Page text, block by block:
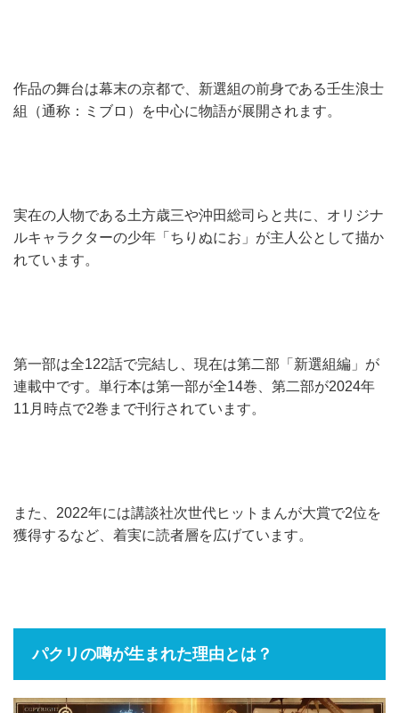
作品の舞台は幕末の京都で、新選組の前身である壬生浪士
組（通称：ミブロ）を中心に物語が展開されます。
実在の人物である土方歳三や沖田総司らと共に、オリジナ
ルキャラクターの少年「ちりぬにお」が主人公として描か
れています。
第一部は全122話で完結し、現在は第二部「新選組編」が
連載中です。単行本は第一部が全14巻、第二部が2024年
11月時点で2巻まで刊行されています。
また、2022年には講談社次世代ヒットまんが大賞で2位を
獲得するなど、着実に読者層を広げています。
パクリの噂が生まれた理由とは？